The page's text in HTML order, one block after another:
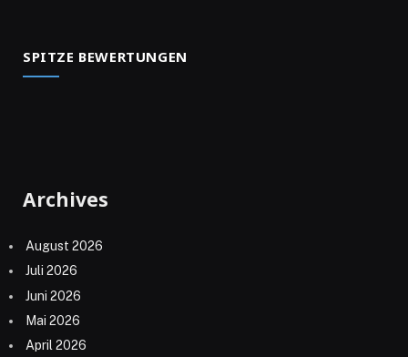
SPITZE BEWERTUNGEN
Archives
August 2026
Juli 2026
Juni 2026
Mai 2026
April 2026